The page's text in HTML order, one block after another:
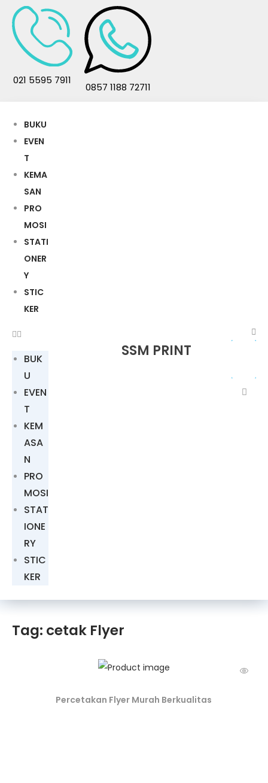
021 5595 7911
0857 1188 72711
BUKU
EVEN
T
KEMA
SAN
PRO
MOSI
STATI
ONER
Y
STIC
KER
BUK
U
EVEN
T
KEM
ASA
N
PRO
MOSI
STAT
IONE
RY
STIC
KER
SSM PRINT
Tag: cetak Flyer
Percetakan Flyer Murah Berkualitas